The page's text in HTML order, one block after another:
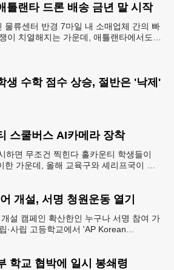
틀랜타 드론 배송 금년 말 시작
물류센터 반경 7마일 내 소매업체 간의 빠
이 치열해지는 가운데, 애틀랜타에서도
생 수학 점수 상승, 절반은 '낙제'
스쿨버스 AI카메라 장착
하면 무조건 찍힌다 홀카운티 학생들이
한 가운데, 올해 교육구와 셰리프국이 학
개설, 서명 청원운동 열기
설 캠페인 확산한인 누구나 서명 참여 가
·사립 고등학교에서 'AP Korean
학교 협박에 일시 봉쇄령